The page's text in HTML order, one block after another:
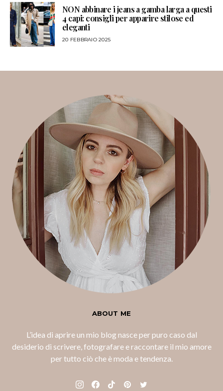
NON abbinare i jeans a gamba larga a questi
4 capi: consigli per apparire stilose ed
eleganti
20 FEBBRAIO 2025
ABOUT ME
L’idea di aprire un mio blog nasce per puro caso dal
desiderio di scrivere, fotografare e raccontare il mio amore
per tutto ciò che è moda e tendenza.